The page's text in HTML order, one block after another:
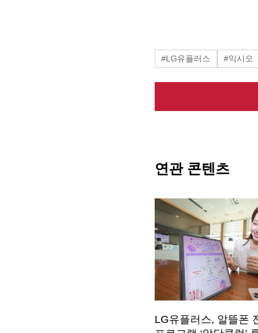
#LG유플러스 #익시오
연관 콘텐츠
LG유플러스, 알뜰폰